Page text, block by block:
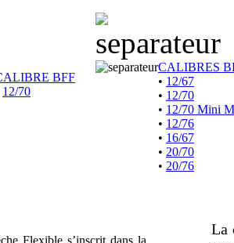
BFF
12/70
CALIBRES
• 12/67
• 12/70
• 12/70 Mini
• 12/76
• 16/67
• 20/70
• 20/76
Flexible s’inscrit dans la
La